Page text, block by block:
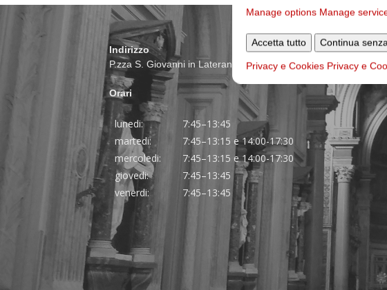
Manage options Manage
Accetta tutto Continua
Privacy e Cookies Privacy e
Indirizzo
P.zza S. Giovanni in Laterano 6 00184 Roma
Orari
lunedi:
7:45–13:45
martedi:
7:45–13:15 e 14:00-17:30
mercoledi:
7:45–13:15 e 14:00-17:30
giovedi:
7:45–13:45
venerdi:
7:45–13:45